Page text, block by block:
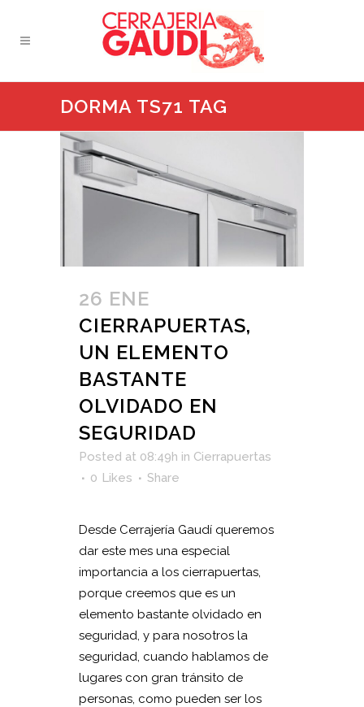
DORMA TS71 TAG
26 ENE
CIERRAPUERTAS,
UN ELEMENTO
BASTANTE
OLVIDADO EN
SEGURIDAD
Posted at 08:49h in Cierrapuertas
0 Likes Share
Desde Cerrajería Gaudí queremos
dar este mes una especial
importancia a los cierrapuertas,
porque creemos que es un
elemento bastante olvidado en
seguridad, y para nosotros la
seguridad, cuando hablamos de
lugares con gran tránsito de
personas, como pueden ser los